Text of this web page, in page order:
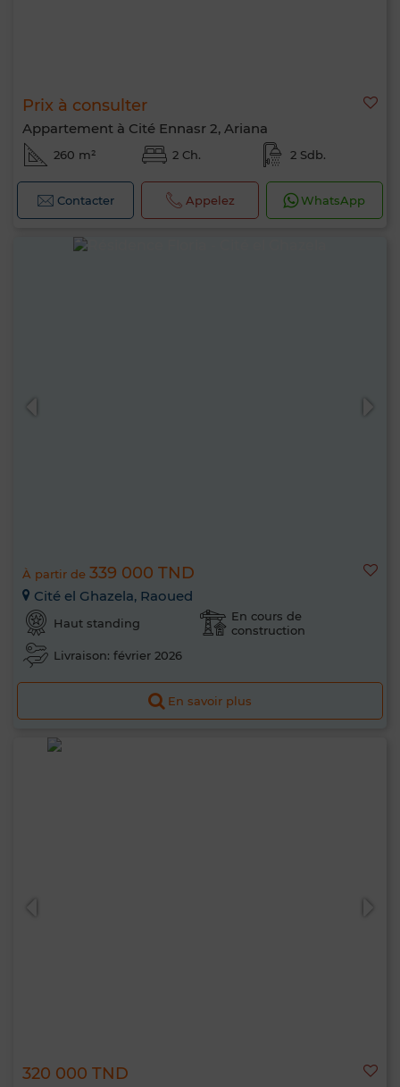
Prix à consulter
Appartement à Cité Ennasr 2, Ariana
260 m² 2 Ch. 2 Sdb.
Contacter Appelez WhatsApp
À partir de 339 000 TND
Cité el Ghazela, Raoued
Haut standing
En cours de
construction
Livraison: février 2026
En savoir plus
320 000 TND